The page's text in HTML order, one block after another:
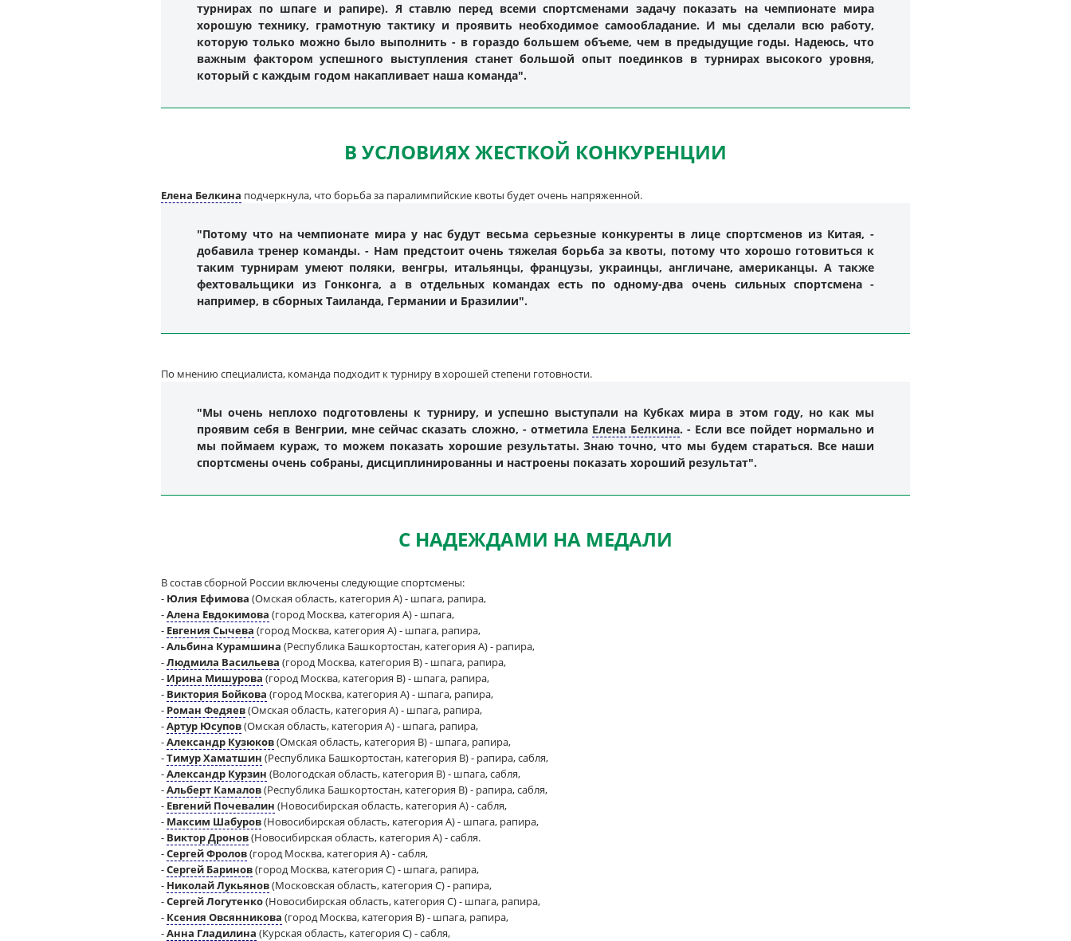
турнирах по шпаге и рапире). Я ставлю перед всеми спортсменами задачу показать на чемпионате мира
хорошую технику, грамотную тактику и проявить необходимое самообладание. И мы сделали всю работу,
которую только можно было выполнить - в гораздо большем объеме, чем в предыдущие годы. Надеюсь, что
важным фактором успешного выступления станет большой опыт поединков в турнирах высокого уровня,
который с каждым годом накапливает наша команда".
В УСЛОВИЯХ ЖЕСТКОЙ КОНКУРЕНЦИИ
Елена Белкина подчеркнула, что борьба за паралимпийские квоты будет очень напряженной.
"Потому что на чемпионате мира у нас будут весьма серьезные конкуренты в лице спортсменов из Китая, -
добавила тренер команды. - Нам предстоит очень тяжелая борьба за квоты, потому что хорошо готовиться к
таким турнирам умеют поляки, венгры, итальянцы, французы, украинцы, англичане, американцы. А также
фехтовальщики из Гонконга, а в отдельных командах есть по одному-два очень сильных спортсмена -
например, в сборных Таиланда, Германии и Бразилии".
По мнению специалиста, команда подходит к турниру в хорошей степени готовности.
"Мы очень неплохо подготовлены к турниру, и успешно выступали на Кубках мира в этом году, но как мы
проявим себя в Венгрии, мне сейчас сказать сложно, - отметила Елена Белкина. - Если все пойдет нормально и
мы поймаем кураж, то можем показать хорошие результаты. Знаю точно, что мы будем стараться. Все наши
спортсмены очень собраны, дисциплинированны и настроены показать хороший результат".
С НАДЕЖДАМИ НА МЕДАЛИ
В состав сборной России включены следующие спортсмены:
- Юлия Ефимова (Омская область, категория A) - шпага, рапира,
-Алена Евдокимова (город Москва, категория A) - шпага,
- Евгения Сычева (город Москва, категория A) - шпага, рапира,
-Альбина Курамшина (Республика Башкортостан, категория A) - рапира,
-Людмила Васильева (город Москва, категория B) - шпага, рапира,
- Ирина Мишурова (город Москва, категория B) - шпага, рапира,
- Виктория Бойкова (город Москва, категория A) - шпага, рапира,
- Роман Федяев(Омская область, категория A) - шпага, рапира,
-Артур Юсупов(Омская область, категория A) - шпага, рапира,
-Александр Кузюков(Омская область, категория B) - шпага, рапира,
-Тимур Хаматшин (Республика Башкортостан, категория B) - рапира, сабля,
-Александр Курзин (Вологодская область, категория B) - шпага, сабля,
-Альберт Камалов(Республика Башкортостан, категория B) - рапира, сабля,
- Евгений Почевалин (Новосибирская область, категория A) - сабля,
- Максим Шабуров(Новосибирская область, категория A) - шпага, рапира,
- Виктор Дронов(Новосибирская область, категория A) - сабля.
-Сергей Фролов(город Москва, категория A) - сабля,
-Сергей Баринов(город Москва, категория C) - шпага, рапира,
- Николай Лукьянов(Московская область, категория C) - рапира,
-Сергей Логутенко(Новосибирская область, категория C) - шпага, рапира,
- Ксения Овсянникова (город Москва, категория B) - шпага, рапира,
-Анна Гладилина (Курская область, категория C) - сабля,